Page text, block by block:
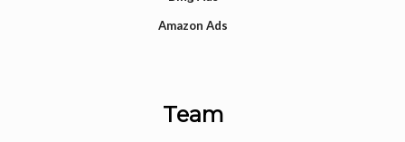
Amazon Ads
Team